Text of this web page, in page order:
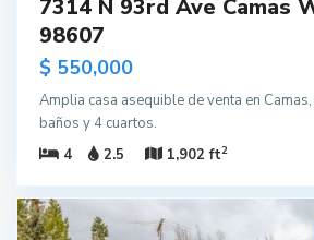
7314 N 93rd Ave Camas
98607
$ 550,000
Amplia casa asequible de venta en
baños y 4 cuartos.
4
2.5 1,902 ft2